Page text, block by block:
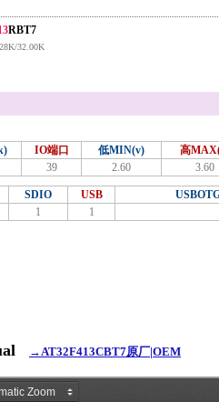
RBT7
32.00K
IO端口 低MIN(v) 高
39 2.60 3.60
SDIO USB
1 1
→AT32F413CBT7原厂|OEM